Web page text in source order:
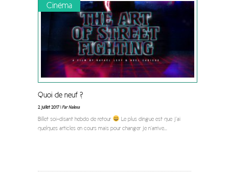
Cinéma
Quoi de neuf ?
2 juillet 2017 |Par Nalexa
Billet soi-disant hebdo de retour
Le plus dingue est que j’ai
quelques articles en cours mais pour changer je n’arrive...